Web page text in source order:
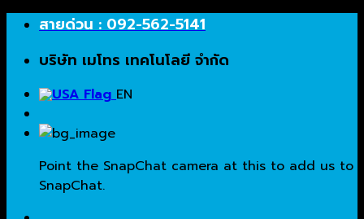
Skip
content
สายด่วน : 092-562-5141
บริษัท เมโทร เทคโนโลยี จำกัด
EN
Point the SnapChat camera at this to add us to
SnapChat.